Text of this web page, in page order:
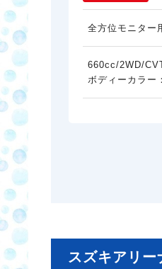
全方位モニター
660cc/2WD/
ボディーカラー：
スズキアリー